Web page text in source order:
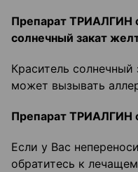
Препарат ТРИАЛГИН
солнечный закат
Краситель солнечный
может вызывать
Препарат ТРИАЛГИН
Если у Вас
обратитесь к